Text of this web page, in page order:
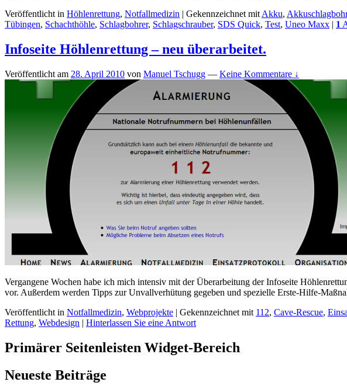
Veröffentlicht in Höhlenrettung, Notfallmedizin | Gekennzeichnet mit Akku,
Tübingen, Schachthöhle, Schlagbohrer, Schlagschrauber, SDS Quick, Test, Uneo Maxx | 1
Infoseite Höhlenrettung – neu überarbeitet.
Veröffentlicht am 28. April 2010 von Manuel Tschugg — Keine Kommentare ↓
Vergangene Wochen habe ich mich intensiv mit der Überarbeitung der Infoseite
vor. Außerdem werden Tipps zur Unvallverhütung gegeben und spezielle Erste-Hilfe-
Veröffentlicht in Notfallmedizin, Webprojekte | Gekennzeichnet mit 112, Cave-Rescue,
Rettung, Webdesign | Hinterlassen Sie eine Antwort
Primärer Seitenleisten Widget-Bereich
Neueste Beiträge